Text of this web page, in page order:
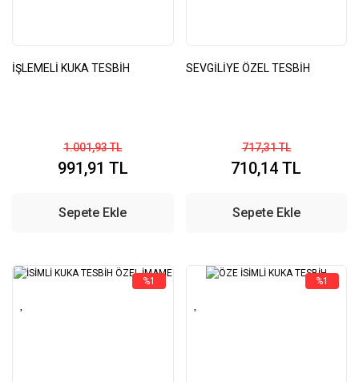
İŞLEMELİ KUKA TESBİH
1.001,93 TL
991,91 TL
Sepete Ekle
SEVGİLİYE ÖZEL TESBİH
717,31 TL
710,14 TL
Sepete Ekle
%1 %1